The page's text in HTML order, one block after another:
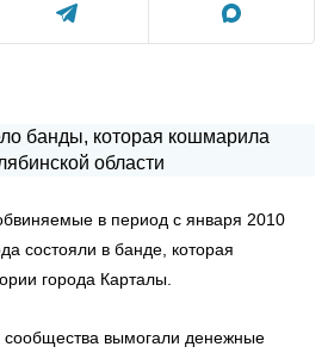
в период с января 2010
состояли в банде, которая
города Карталы.
сообщества вымогали денежные